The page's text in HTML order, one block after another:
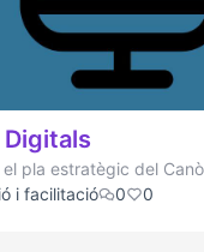
Digitals
el pla estratègic del
i facilitació
0 0